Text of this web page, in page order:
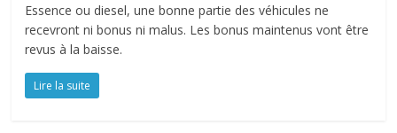
Essence ou diesel, une bonne partie des véhicules ne
recevront ni bonus ni malus. Les bonus maintenus vont être
revus à la baisse.
Lire la suite